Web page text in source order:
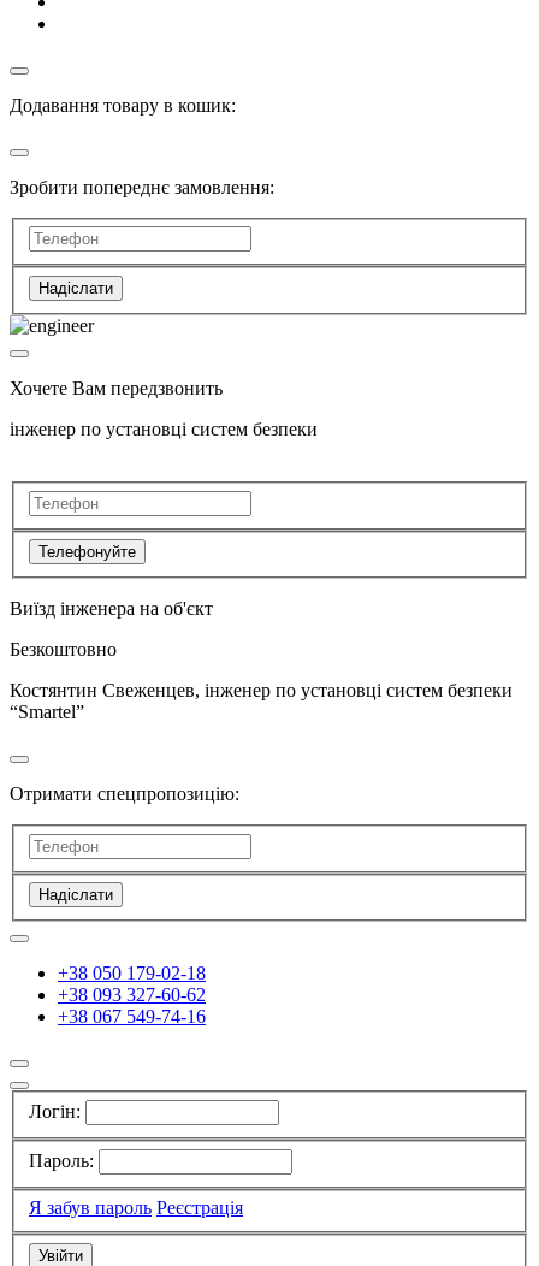
Додавання товару в кошик:
Зробити попереднє замовлення:
Надіслати
Хочете Вам передзвонить
інженер по установці систем безпеки
Телефонуйте
Виїзд інженера на об'єкт
Безкоштовно
Костянтин Свеженцев, інженер по установці систем безпеки
“Smartel”
Отримати спецпропозицію:
Надіслати
+38 050 179-02-18
+38 093 327-60-62
+38 067 549-74-16
Логін:
Пароль:
Я забув пароль Реєстрація